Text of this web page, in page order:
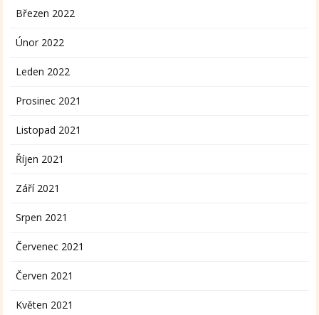
Březen 2022
Únor 2022
Leden 2022
Prosinec 2021
Listopad 2021
Říjen 2021
Září 2021
Srpen 2021
Červenec 2021
Červen 2021
Květen 2021